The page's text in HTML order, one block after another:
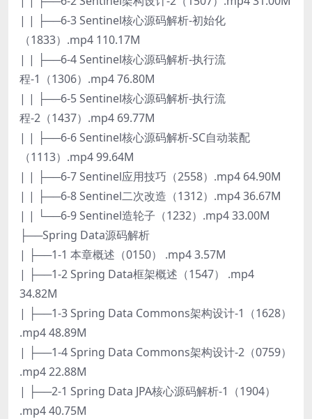
| | ├──6-3 Sentinel核心源码解析-初始化
（1833）.mp4 110.17M
| | ├──6-4 Sentinel核心源码解析-执行流
程-1（1306）.mp4 76.80M
| | ├──6-5 Sentinel核心源码解析-执行流
程-2（1437）.mp4 69.77M
| | ├──6-6 Sentinel核心源码解析-SC自动装配
（1113）.mp4 99.64M
| | ├──6-7 Sentinel应用技巧（2558）.mp4 64.90M
| | ├──6-8 Sentinel二次改造（1312）.mp4 36.67M
| | └──6-9 Sentinel造轮子（1232）.mp4 33.00M
├──Spring Data源码解析
| ├──1-1 本章概述（0150） .mp4 3.57M
| ├──1-2 Spring Data框架概述（1547） .mp4
34.82M
| ├──1-3 Spring Data Commons架构设计-1（1628）
.mp4 48.89M
| ├──1-4 Spring Data Commons架构设计-2（0759）
.mp4 22.88M
| ├──2-1 Spring Data JPA核心源码解析-1（1904）
.mp4 40.75M